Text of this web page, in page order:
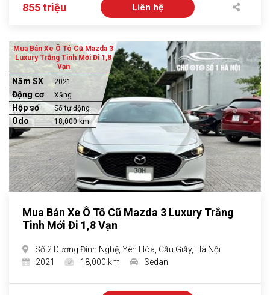
855 triệu Liên hệ
Mua Bán Xe Ô Tô Cũ Mazda 3
Luxury Trắng Tinh Mới Đi 1,8
Vạn
Năm SX 2021
Động cơ Xăng
Hộp số Số tự động
Odo 18,000 km
Mua Bán Xe Ô Tô Cũ Mazda 3 Luxury Trắng
Tinh Mới Đi 1,8 Vạn
Số 2 Dương Đình Nghệ, Yên Hòa, Cầu Giấy, Hà Nội
2021
18,000 km Sedan